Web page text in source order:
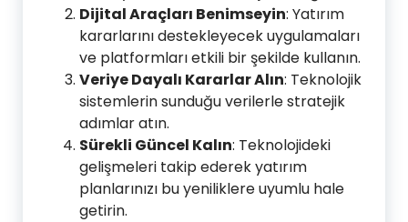
Dijital Araçları Benimseyin: Yatırım
kararlarını destekleyecek uygulamaları
ve platformları etkili bir şekilde kullanın.
Veriye Dayalı Kararlar Alın: Teknolojik
sistemlerin sunduğu verilerle stratejik
adımlar atın.
Sürekli Güncel Kalın: Teknolojideki
gelişmeleri takip ederek yatırım
planlarınızı bu yeniliklere uyumlu hale
getirin.